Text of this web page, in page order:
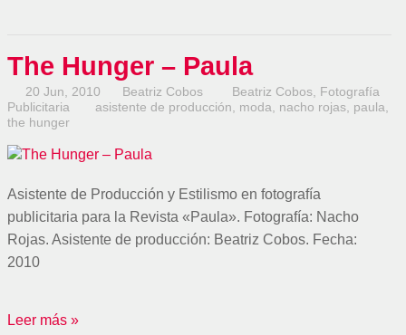
The Hunger – Paula
20 Jun, 2010 Beatriz Cobos Beatriz Cobos Fotografía
Publicitaria
asistente de producción moda nacho rojas paula
the hunger
Asistente de Producción y Estilismo en fotografía
publicitaria para la Revista «Paula». Fotografía: Nacho
Rojas. Asistente de producción: Beatriz Cobos. Fecha:
2010
Leer más »